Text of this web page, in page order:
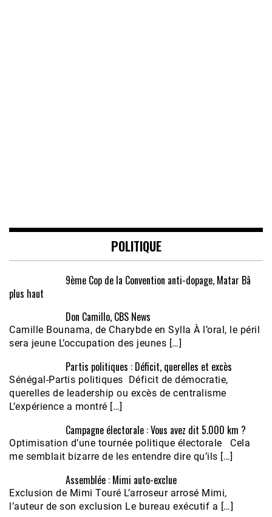
POLITIQUE
9ème Cop de la Convention anti-dopage, Matar Bâ
plus haut
Don Camillo, CBS News
Camille Bounama, de Charybde en Sylla À l’oral, le péril
sera jeune L’occupation des jeunes […]
Partis politiques : Déficit, querelles et excès
Sénégal-Partis politiques Déficit de démocratie,
querelles de leadership ou excès de centralisme
L’expérience a montré […]
Campagne électorale : Vous avez dit 5.000 km ?
Optimisation d’une tournée politique électorale Cela
me semblait bizarre de les entendre dire qu’ils […]
Assemblée : Mimi auto-exclue
Exclusion de Mimi Touré L’arroseur arrosé Mimi,
l’auteur de son exclusion Le bureau exécutif a […]